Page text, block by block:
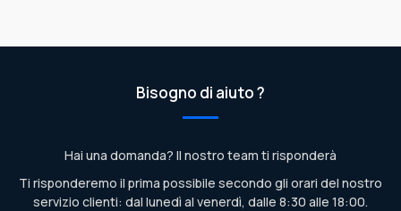
Bisogno di aiuto ?
Hai una domanda? Il nostro team ti risponderà
Ti risponderemo il prima possibile secondo gli orari del nostro
servizio clienti: dal lunedì al venerdì, dalle 8:30 alle 18:00.